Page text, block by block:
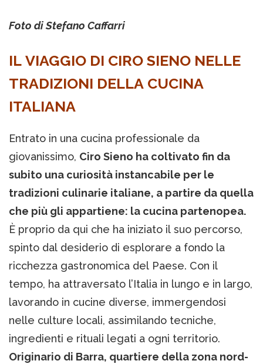
Foto di Stefano Caffarri
IL VIAGGIO DI CIRO SIENO NELLE
TRADIZIONI DELLA CUCINA
ITALIANA
Entrato in una cucina professionale da
giovanissimo, Ciro Sieno ha coltivato fin da
subito una curiosità instancabile per le
tradizioni culinarie italiane, a partire da quella
che più gli appartiene: la cucina partenopea.
È proprio da qui che ha iniziato il suo percorso,
spinto dal desiderio di esplorare a fondo la
ricchezza gastronomica del Paese. Con il
tempo, ha attraversato l’Italia in lungo e in largo,
lavorando in cucine diverse, immergendosi
nelle culture locali, assimilando tecniche,
ingredienti e rituali legati a ogni territorio.
Originario di Barra, quartiere della zona nord-